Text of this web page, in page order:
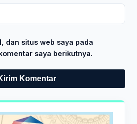
dan situs web saya pada
saya berikutnya.